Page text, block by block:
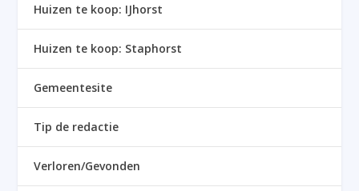
Huizen te koop: IJhorst
Huizen te koop: Staphorst
Gemeentesite
Tip de redactie
Verloren/Gevonden